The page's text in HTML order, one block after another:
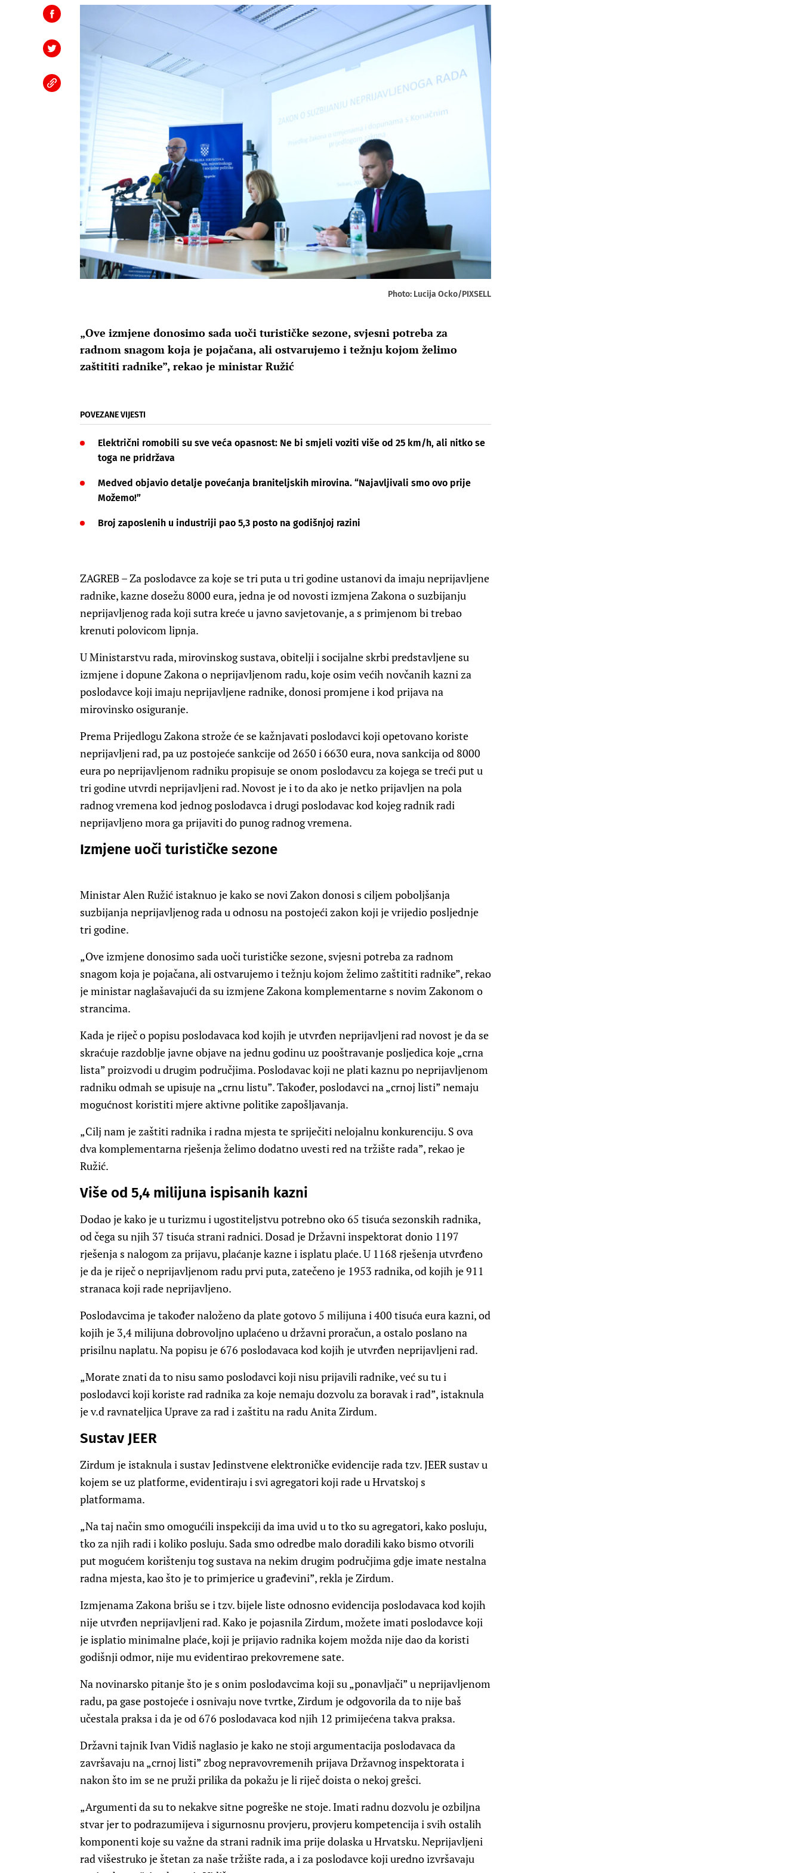
Photo: Lucija Ocko/PIXSELL
„Ove izmjene donosimo sada uoči turističke sezone, svjesni potreba za
radnom snagom koja je pojačana, ali ostvarujemo i težnju kojom želimo
zaštititi radnike”, rekao je ministar Ružić
POVEZANE VIJESTI
Električni romobili su sve veća opasnost: Ne bi smjeli voziti više od 25 km/h, ali nitko se
toga ne pridržava
Medved objavio detalje povećanja braniteljskih mirovina. “Najavljivali smo ovo prije
Možemo!”
Broj zaposlenih u industriji pao 5,3 posto na godišnjoj razini
ZAGREB – Za poslodavce za koje se tri puta u tri godine ustanovi da imaju neprijavljene
radnike, kazne dosežu 8000 eura, jedna je od novosti izmjena Zakona o suzbijanju
neprijavljenog rada koji sutra kreće u javno savjetovanje, a s primjenom bi trebao
krenuti polovicom lipnja.
U Ministarstvu rada, mirovinskog sustava, obitelji i socijalne skrbi predstavljene su
izmjene i dopune Zakona o neprijavljenom radu, koje osim većih novčanih kazni za
poslodavce koji imaju neprijavljene radnike, donosi promjene i kod prijava na
mirovinsko osiguranje.
Prema Prijedlogu Zakona strože će se kažnjavati poslodavci koji opetovano koriste
neprijavljeni rad, pa uz postojeće sankcije od 2650 i 6630 eura, nova sankcija od 8000
eura po neprijavljenom radniku propisuje se onom poslodavcu za kojega se treći put u
tri godine utvrdi neprijavljeni rad. Novost je i to da ako je netko prijavljen na pola
radnog vremena kod jednog poslodavca i drugi poslodavac kod kojeg radnik radi
neprijavljeno mora ga prijaviti do punog radnog vremena.
Izmjene uoči turističke sezone
Ministar Alen Ružić istaknuo je kako se novi Zakon donosi s ciljem poboljšanja
suzbijanja neprijavljenog rada u odnosu na postojeći zakon koji je vrijedio posljednje
tri godine.
„Ove izmjene donosimo sada uoči turističke sezone, svjesni potreba za radnom
snagom koja je pojačana, ali ostvarujemo i težnju kojom želimo zaštititi radnike”, rekao
je ministar naglašavajući da su izmjene Zakona komplementarne s novim Zakonom o
strancima.
Kada je riječ o popisu poslodavaca kod kojih je utvrđen neprijavljeni rad novost je da se
skraćuje razdoblje javne objave na jednu godinu uz pooštravanje posljedica koje „crna
lista” proizvodi u drugim područjima. Poslodavac koji ne plati kaznu po neprijavljenom
radniku odmah se upisuje na „crnu listu”. Također, poslodavci na „crnoj listi” nemaju
mogućnost koristiti mjere aktivne politike zapošljavanja.
„Cilj nam je zaštiti radnika i radna mjesta te spriječiti nelojalnu konkurenciju. S ova
dva komplementarna rješenja želimo dodatno uvesti red na tržište rada”, rekao je
Ružić.
Više od 5,4 milijuna ispisanih kazni
Dodao je kako je u turizmu i ugostiteljstvu potrebno oko 65 tisuća sezonskih radnika,
od čega su njih 37 tisuća strani radnici. Dosad je Državni inspektorat donio 1197
rješenja s nalogom za prijavu, plaćanje kazne i isplatu plaće. U 1168 rješenja utvrđeno
je da je riječ o neprijavljenom radu prvi puta, zatečeno je 1953 radnika, od kojih je 911
stranaca koji rade neprijavljeno.
Poslodavcima je također naloženo da plate gotovo 5 milijuna i 400 tisuća eura kazni, od
kojih je 3,4 milijuna dobrovoljno uplaćeno u državni proračun, a ostalo poslano na
prisilnu naplatu. Na popisu je 676 poslodavaca kod kojih je utvrđen neprijavljeni rad.
„Morate znati da to nisu samo poslodavci koji nisu prijavili radnike, već su tu i
poslodavci koji koriste rad radnika za koje nemaju dozvolu za boravak i rad”, istaknula
je v.d ravnateljica Uprave za rad i zaštitu na radu Anita Zirdum.
Sustav JEER
Zirdum je istaknula i sustav Jedinstvene elektroničke evidencije rada tzv. JEER sustav u
kojem se uz platforme, evidentiraju i svi agregatori koji rade u Hrvatskoj s
platformama.
„Na taj način smo omogućili inspekciji da ima uvid u to tko su agregatori, kako posluju,
tko za njih radi i koliko posluju. Sada smo odredbe malo doradili kako bismo otvorili
put mogućem korištenju tog sustava na nekim drugim područjima gdje imate nestalna
radna mjesta, kao što je to primjerice u građevini”, rekla je Zirdum.
Izmjenama Zakona brišu se i tzv. bijele liste odnosno evidencija poslodavaca kod kojih
nije utvrđen neprijavljeni rad. Kako je pojasnila Zirdum, možete imati poslodavce koji
je isplatio minimalne plaće, koji je prijavio radnika kojem možda nije dao da koristi
godišnji odmor, nije mu evidentirao prekovremene sate.
Na novinarsko pitanje što je s onim poslodavcima koji su „ponavljači” u neprijavljenom
radu, pa gase postojeće i osnivaju nove tvrtke, Zirdum je odgovorila da to nije baš
učestala praksa i da je od 676 poslodavaca kod njih 12 primijećena takva praksa.
Državni tajnik Ivan Vidiš naglasio je kako ne stoji argumentacija poslodavaca da
završavaju na „crnoj listi” zbog nepravovremenih prijava Državnog inspektorata i
nakon što im se ne pruži prilika da pokažu je li riječ doista o nekoj grešci.
„Argumenti da su to nekakve sitne pogreške ne stoje. Imati radnu dozvolu je ozbiljna
stvar jer to podrazumijeva i sigurnosnu provjeru, provjeru kompetencija i svih ostalih
komponenti koje su važne da strani radnik ima prije dolaska u Hrvatsku. Neprijavljeni
rad višestruko je štetan za naše tržište rada, a i za poslodavce koji uredno izvršavaju